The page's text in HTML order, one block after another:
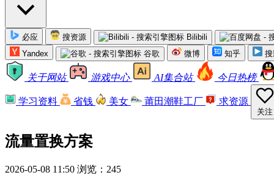
必应 搜资源
Bilibili
Yandex
谷歌 微博 知乎
关于网站 游戏中心 AI集合站 今日热榜
学习资料 省钱 美女 莆田潮鞋工厂 求资源
关注
流量置换方案
2026-05-08 11:50 浏览：245